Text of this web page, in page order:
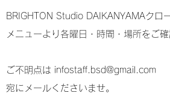
BRIGHTON Studio DAIKANYAMAクロ
メニューより各曜日・時間・場所をご確
ご不明点は infostaff.bsd@gmail.com
宛にメールくださいませ。